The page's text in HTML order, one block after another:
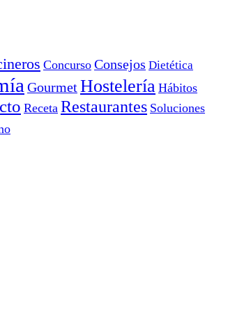
Concurso Consejos Dietética
GourmetHostelería Hábitos
Receta Restaurantes Soluciones